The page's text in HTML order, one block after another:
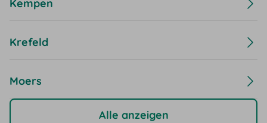
Kempen
Krefeld
Moers
Alle anzeigen